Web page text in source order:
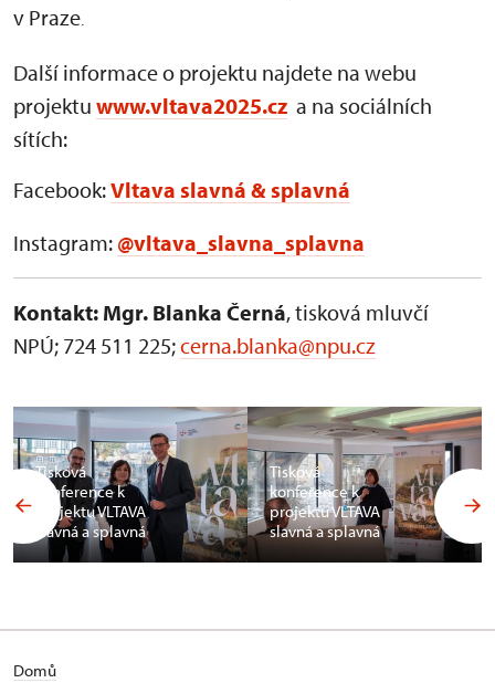
v Praze.
Další informace o projektu najdete na webu
projektu www.vltava2025.cz a na sociálních
sítích:
Facebook:Vltava slavná & splavná
Instagram: @vltava_slavna_splavna
Kontakt: Mgr. Blanka Černá, tisková mluvčí
NPÚ; 724 511 225;cerna.blanka@npu.cz
Tisková
konference k
projektu VLTAVA
slavná a splavná
Tisková
konference k
projektu VLTAVA
slavná a splavná
Domů